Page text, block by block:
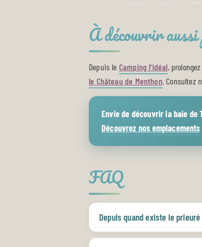
À découvrir
Depuis le Camping l’Idéal,
le Château de Menthon. Consultez
Envie de découvrir la baie de
Découvrez nos emplacements
FAQ
Depuis quand existe le